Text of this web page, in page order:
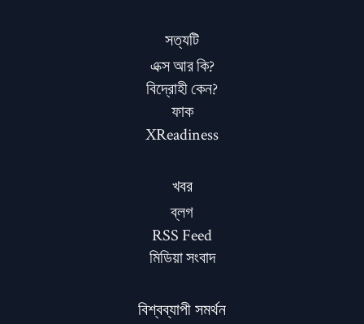
সত্যটি
এক্স আর কি?
বিদ্রোহী কেন?
ফাক
XReadiness
খবর
ব্লগ
RSS Feed
মিডিয়া সংবাদ
বিশ্বব্যাপী সমর্থন